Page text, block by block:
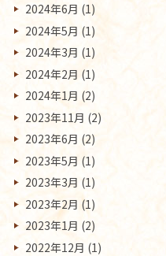
2024年6月 (1)
2024年5月 (1)
2024年3月 (1)
2024年2月 (1)
2024年1月 (2)
2023年11月 (2)
2023年6月 (2)
2023年5月 (1)
2023年3月 (1)
2023年2月 (1)
2023年1月 (2)
2022年12月 (1)